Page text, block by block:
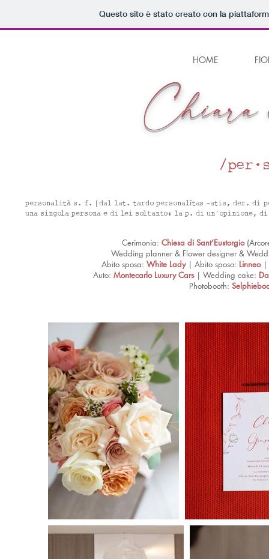
Questo sito è stato creato con la
HOME
Chiara
/
personalità s. f. [dal lat. tardo personalĭtas -atis, der. di
una singola persona e di lei soltanto: la p. di un’opinione,
Cerimonia: Chiesa di Sant’Eustorgio
Wedding planner & Flower designer &
Abito sposa: White Lady| Abito sposo: Linneo|
Auto: Montecarlo Luxury Cars| Wedding cake:
Photobooth: